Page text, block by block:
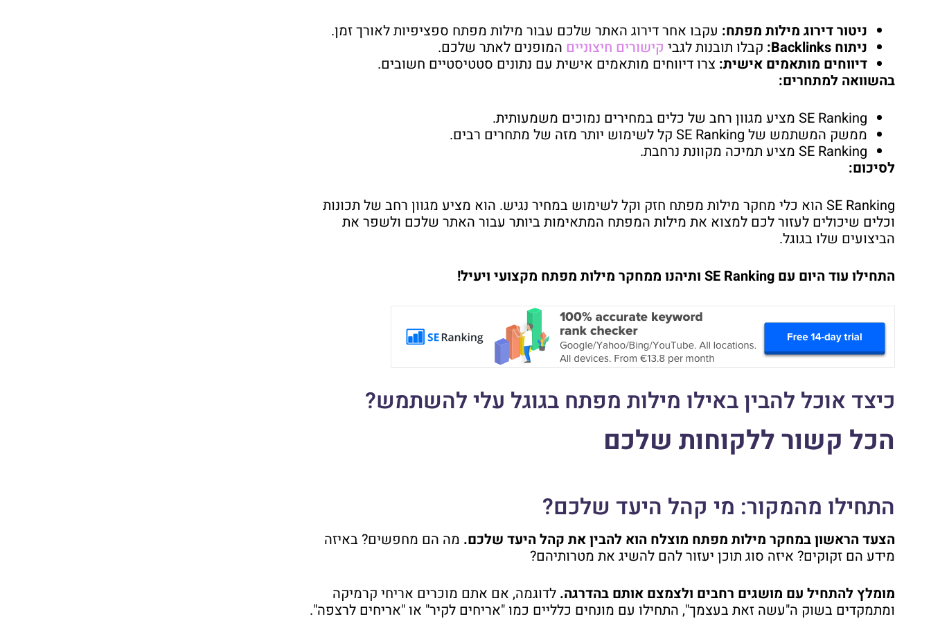
ניטור דירוג מילות מפתח: עקבו אחר דירוג האתר שלכם עבור מילות מפתח ספציפיות לאורך זמן.
ניתוח Backlinks:
קבלו תובנות לגבי קישורים חיצוניים המופנים לאתר שלכם.
דיווחים מותאמים אישית: צרו דיווחים מותאמים אישית עם נתונים סטטיסטיים חשובים.
בהשוואה למתחרים:
SE Ranking מציע מגוון רחב של כלים במחירים נמוכים משמעותית.
ממשק המשתמש של SE Ranking קל לשימוש יותר מזה של מתחרים רבים.
SE Ranking מציע תמיכה מקוונת נרחבת.
לסיכום:
SE Ranking הוא כלי מחקר מילות מפתח חזק וקל לשימוש במחיר נגיש. הוא מציע מגוון רחב של תכונות
וכלים שיכולים לעזור לכם למצוא את מילות המפתח המתאימות ביותר עבור האתר שלכם ולשפר את
הביצועים שלו בגוגל.
התחילו עוד היום עם SE Ranking ותיהנו ממחקר מילות מפתח מקצועי ויעיל!
כיצד אוכל להבין באילו מילות מפתח בגוגל עלי להשתמש?
הכל קשור ללקוחות שלכם
התחילו מהמקור: מי קהל היעד שלכם?
הצעד הראשון במחקר מילות מפתח מוצלח הוא להבין את קהל היעד שלכם. מה הם מחפשים? באיזה
מידע הם זקוקים? איזה סוג תוכן יעזור להם להשיג את מטרותיהם?
מומלץ להתחיל עם מושגים רחבים ולצמצם אותם בהדרגה. לדוגמה, אם אתם מוכרים אריחי קרמיקה
ומתמקדים בשוק ה"עשה זאת בעצמך", התחילו עם מונחים כלליים כמו "אריחים לקיר" או "אריחים לרצפה".